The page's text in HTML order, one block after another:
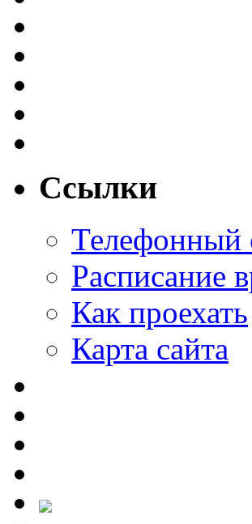
Ссылки
Телефонный
Расписание
Как проехать
Карта сайта